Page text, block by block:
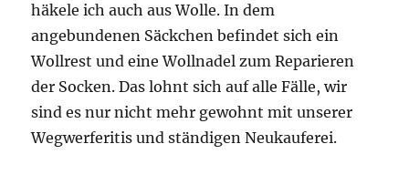
häkele ich auch aus Wolle. In dem
angebundenen Säckchen befindet sich ein
Wollrest und eine Wollnadel zum Reparieren
der Socken. Das lohnt sich auf alle Fälle, wir
sind es nur nicht mehr gewohnt mit unserer
Wegwerferitis und ständigen Neukauferei.